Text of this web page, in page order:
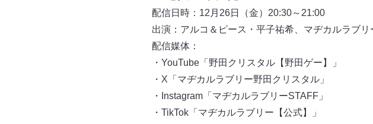
配信日時：12月26日（金）20:30～21:00
出演：アルコ＆ピース・平子祐希、マヂカルラブ
配信媒体：
・YouTube「野田クリスタル【野田ゲー】」
・X「マヂカルラブリー野田クリスタル」
・Instagram「マヂカルラブリーSTAFF」
・TikTok「マヂカルラブリー【公式】」